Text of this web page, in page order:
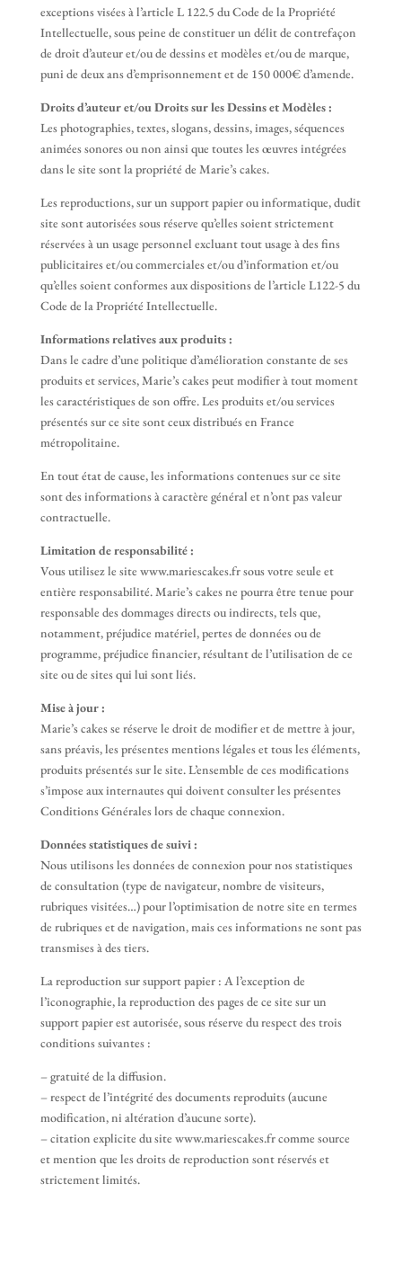
exceptions visées à l’article L 122.5 du Code de la Propriété
Intellectuelle, sous peine de constituer un délit de contrefaçon
de droit d’auteur et/ou de dessins et modèles et/ou de marque,
puni de deux ans d’emprisonnement et de 150 000€ d’amende.
Droits d’auteur et/ou Droits sur les Dessins et Modèles :
Les photographies, textes, slogans, dessins, images, séquences
animées sonores ou non ainsi que toutes les œuvres intégrées
dans le site sont la propriété de Marie’s cakes.
Les reproductions, sur un support papier ou informatique, dudit
site sont autorisées sous réserve qu’elles soient strictement
réservées à un usage personnel excluant tout usage à des fins
publicitaires et/ou commerciales et/ou d’information et/ou
qu’elles soient conformes aux dispositions de l’article L122-5 du
Code de la Propriété Intellectuelle.
Informations relatives aux produits :
Dans le cadre d’une politique d’amélioration constante de ses
produits et services, Marie’s cakes peut modifier à tout moment
les caractéristiques de son offre. Les produits et/ou services
présentés sur ce site sont ceux distribués en France
métropolitaine.
En tout état de cause, les informations contenues sur ce site
sont des informations à caractère général et n’ont pas valeur
contractuelle.
Limitation de responsabilité :
Vous utilisez le site www.mariescakes.fr sous votre seule et
entière responsabilité. Marie’s cakes ne pourra être tenue pour
responsable des dommages directs ou indirects, tels que,
notamment, préjudice matériel, pertes de données ou de
programme, préjudice financier, résultant de l’utilisation de ce
site ou de sites qui lui sont liés.
Mise à jour :
Marie’s cakes se réserve le droit de modifier et de mettre à jour,
sans préavis, les présentes mentions légales et tous les éléments,
produits présentés sur le site. L’ensemble de ces modifications
s’impose aux internautes qui doivent consulter les présentes
Conditions Générales lors de chaque connexion.
Données statistiques de suivi :
Nous utilisons les données de connexion pour nos statistiques
de consultation (type de navigateur, nombre de visiteurs,
rubriques visitées…) pour l’optimisation de notre site en termes
de rubriques et de navigation, mais ces informations ne sont pas
transmises à des tiers.
La reproduction sur support papier : A l’exception de
l’iconographie, la reproduction des pages de ce site sur un
support papier est autorisée, sous réserve du respect des trois
conditions suivantes :
– gratuité de la diffusion.
– respect de l’intégrité des documents reproduits (aucune
modification, ni altération d’aucune sorte).
– citation explicite du site www.mariescakes.fr comme source
et mention que les droits de reproduction sont réservés et
strictement limités.